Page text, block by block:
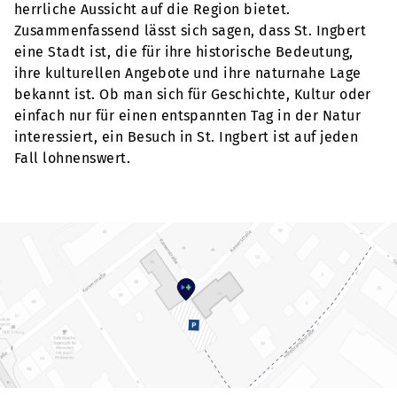
herrliche Aussicht auf die Region bietet.
Zusammenfassend lässt sich sagen, dass St. Ingbert
eine Stadt ist, die für ihre historische Bedeutung,
ihre kulturellen Angebote und ihre naturnahe Lage
bekannt ist. Ob man sich für Geschichte, Kultur oder
einfach nur für einen entspannten Tag in der Natur
interessiert, ein Besuch in St. Ingbert ist auf jeden
Fall lohnenswert.